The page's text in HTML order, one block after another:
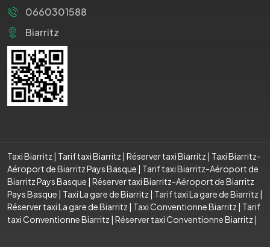
0660301588
Biarritz
Taxi Biarritz | Tarif taxi Biarritz | Réserver taxi Biarritz | Taxi Biarritz-
Aéroport de Biarritz Pays Basque | Tarif taxi Biarritz-Aéroport de
Biarritz Pays Basque | Réserver taxi Biarritz-Aéroport de Biarritz
Pays Basque | Taxi La gare de Biarritz | Tarif taxi La gare de Biarritz |
Réserver taxi La gare de Biarritz | Taxi Conventionne Biarritz | Tarif
taxi Conventionne Biarritz | Réserver taxi Conventionne Biarritz |